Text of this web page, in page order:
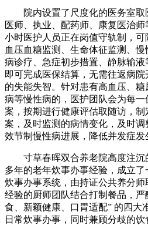
院内设置了尺度化的医务室取
医师、执业、配药师、康复医治
小时医护人员正在岗值守轨制，可
血压血糖监测、生命体征监测、
病诊疗、急症初步措置、静脉输
即可完成医保结算，无需往返病
的失能失智。针对患有高血压、
病等慢性病的，医护团队会为每
案，按期进行健康评估取随访，
案，及时监测的病情变化，及时
效节制慢性病进展，降低并发症发
寸草春晖双合养老院高度注沉
多年的老年炊事办事经验，成立
炊事办事系统，由持证公共养分
经验的厨师团队结合打制餐品，
食、新颖健康、口胃适配” 的四大
日常炊事办事，同时兼顾分歧的